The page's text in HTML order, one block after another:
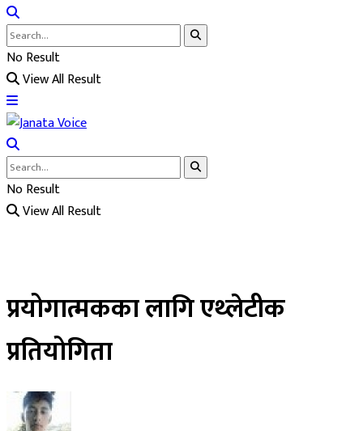
No Result
View All Result
No Result
View All Result
प्रयोगात्मकका लागि एथ्लेटीक
प्रतियोगिता